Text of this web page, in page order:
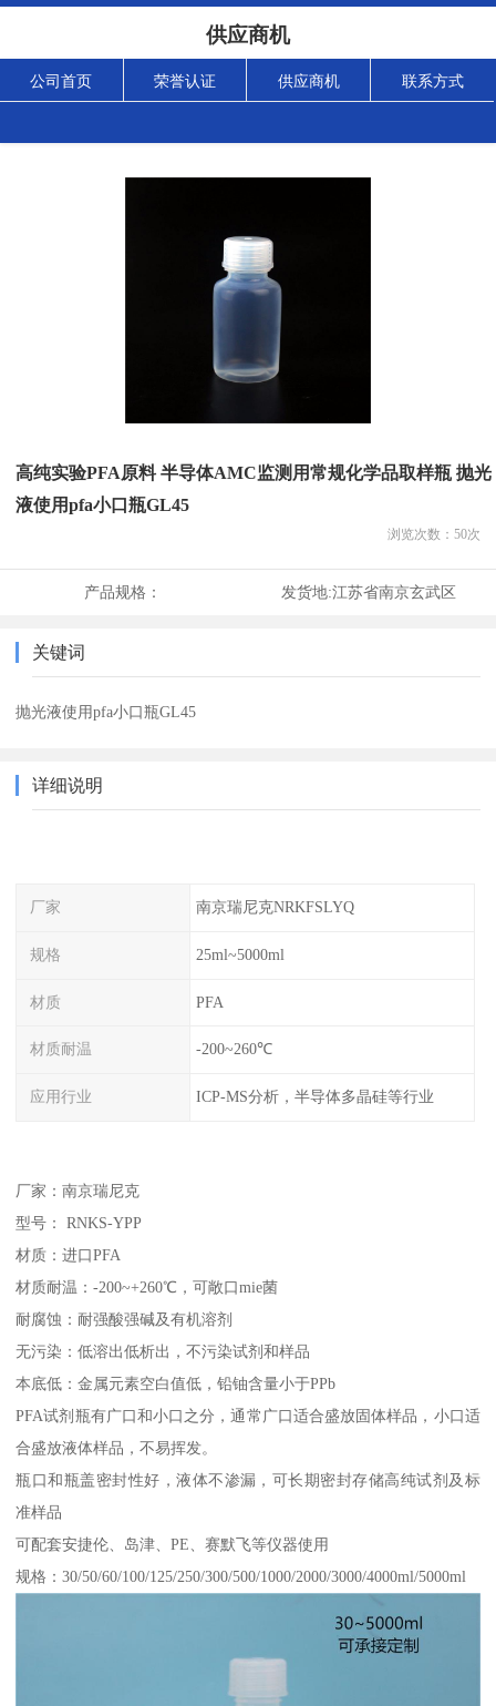
供应商机
公司首页 荣誉认证 供应商机 联系方式
高纯实验PFA原料 半导体AMC监测用常规化学品取样瓶 抛光
液使用pfa小口瓶GL45
浏览次数： 50次
产品规格： 发货地:江苏省南京玄武区
关键词
抛光液使用pfa小口瓶GL45
详细说明
厂家 南京瑞尼克NRKFSLYQ
规格 25ml~5000ml
材质 PFA
材质耐温 -200~260℃
应用行业 ICP-MS分析，半导体多晶硅等行业
厂家：南京瑞尼克
型号： RNKS-YPP
材质：进口PFA
材质耐温：-200~+260℃，可敞口mie菌
耐腐蚀：耐强酸强碱及有机溶剂
无污染：低溶出低析出，不污染试剂和样品
本底低：金属元素空白值低，铅铀含量小于PPb
PFA试剂瓶有广口和小口之分，通常广口适合盛放固体样品，小口适
合盛放液体样品，不易挥发。
瓶口和瓶盖密封性好，液体不渗漏，可长期密封存储高纯试剂及标
准样品
可配套安捷伦、岛津、PE、赛默飞等仪器使用
规格：30/50/60/100/125/250/300/500/1000/2000/3000/4000ml/5000ml